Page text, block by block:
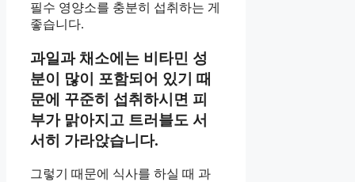
필수 영양소를 충분히 섭취하는 게
좋습니다.
과일과 채소에는 비타민 성
분이 많이 포함되어 있기 때
문에 꾸준히 섭취하시면 피
부가 맑아지고 트러블도 서
서히 가라앉습니다.
그렇기 때문에 식사를 하실 때 과